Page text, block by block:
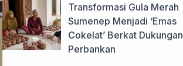
Transformasi Gula Merah
Sumenep Menjadi ‘Emas
Cokelat’ Berkat Dukungan
Perbankan